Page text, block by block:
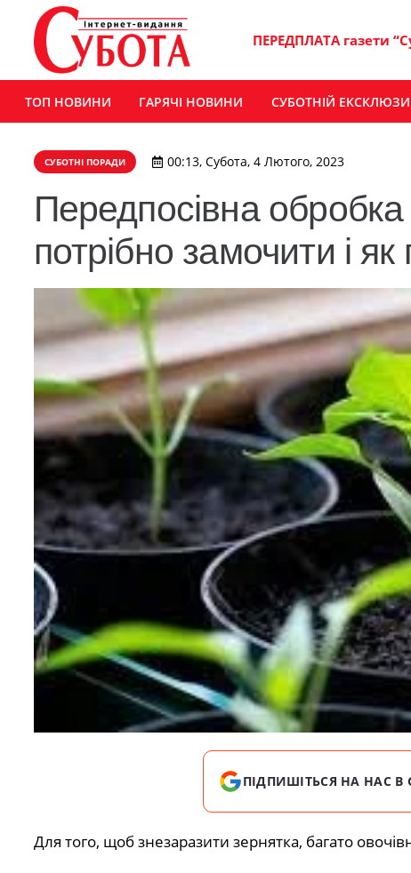
ПЕРЕДПЛАТА газети
ТОП НОВИНИ ГАРЯЧІ НОВИНИ СУБОТНІЙ
СУБОТНІ ПОРАДИ 00:13, Субота, 4 Лютого, 2023
Передпосівна
потрібно замочити і
ПІДПИШІТЬСЯ НА НАС В
Для того, щоб знезаразити зернятка, багато